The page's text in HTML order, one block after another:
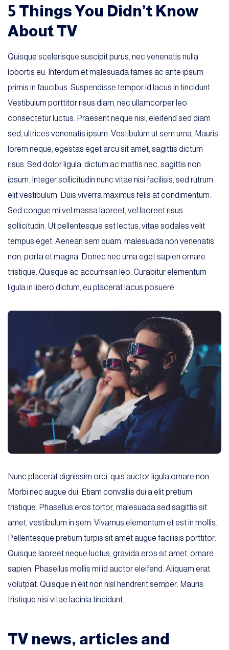
5 Things You Didn’t Know
About TV
Quisque scelerisque suscipit purus, nec venenatis nulla
lobortis eu. Interdum et malesuada fames ac ante ipsum
primis in faucibus. Suspendisse tempor id lacus in tincidunt.
Vestibulum porttitor risus diam, nec ullamcorper leo
consectetur luctus. Praesent neque nisi, eleifend sed diam
sed, ultrices venenatis ipsum. Vestibulum ut sem urna. Mauris
lorem neque, egestas eget arcu sit amet, sagittis dictum
risus. Sed dolor ligula, dictum ac mattis nec, sagittis non
ipsum. Integer sollicitudin nunc vitae nisi facilisis, sed rutrum
elit vestibulum. Duis viverra maximus felis at condimentum.
Sed congue mi vel massa laoreet, vel laoreet risus
sollicitudin. Ut pellentesque est lectus, vitae sodales velit
tempus eget. Aenean sem quam, malesuada non venenatis
non, porta et magna. Donec nec urna eget sapien ornare
tristique. Quisque ac accumsan leo. Curabitur elementum
ligula in libero dictum, eu placerat lacus posuere.
Nunc placerat dignissim orci, quis auctor ligula ornare non.
Morbi nec augue dui. Etiam convallis dui a elit pretium
tristique. Phasellus eros tortor, malesuada sed sagittis sit
amet, vestibulum in sem. Vivamus elementum et est in mollis.
Pellentesque pretium turpis sit amet augue facilisis porttitor.
Quisque laoreet neque luctus, gravida eros sit amet, ornare
sapien. Phasellus mollis mi id auctor eleifend. Aliquam erat
volutpat. Quisque in elit non nisl hendrerit semper. Mauris
tristique nisi vitae lacinia tincidunt.
TV news, articles and